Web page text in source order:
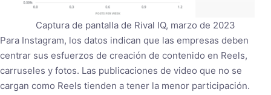
Captura de pantalla de Rival IQ, marzo de 2023
Para Instagram, los datos indican que las empresas deben
centrar sus esfuerzos de creación de contenido en Reels,
carruseles y fotos. Las publicaciones de video que no se
cargan como Reels tienden a tener la menor participación.